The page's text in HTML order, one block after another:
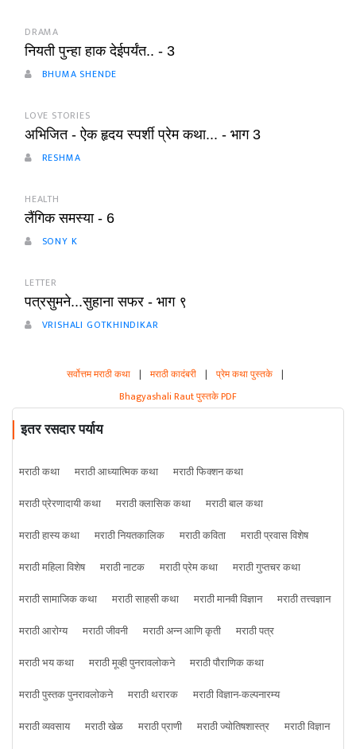
DRAMA
नियती पुन्हा हाक देईपर्यंत.. - 3
BHUMA SHENDE
LOVE STORIES
अभिजित - ऐक हृदय स्पर्शी प्रेम कथा... - भाग 3
RESHMA
HEALTH
लैंगिक समस्या - 6
SONY K
LETTER
पत्रसुमने...सुहाना सफर - भाग ९
VRISHALI GOTKHINDIKAR
सर्वोत्तम मराठी कथा | मराठी कादंबरी | प्रेम कथा पुस्तके |
Bhagyashali Raut पुस्तके PDF
इतर रसदार पर्याय
मराठी कथा मराठी आध्यात्मिक कथा
मराठी फिक्शन कथा
मराठी प्रेरणादायी कथा
मराठी क्लासिक कथा
मराठी बाल कथा
मराठी हास्य कथा
मराठी नियतकालिक मराठी कविता
मराठी प्रवास विशेष
मराठी महिला विशेष
मराठी नाटक मराठी प्रेम कथा
मराठी गुप्तचर कथा
मराठी सामाजिक कथा
मराठी साहसी कथा मराठी मानवी विज्ञान
मराठी तत्त्वज्ञान
मराठी आरोग्य
मराठी जीवनी मराठी अन्न आणि कृती
मराठी पत्र
मराठी भय कथा
मराठी मूव्ही पुनरावलोकने
मराठी पौराणिक कथा
मराठी पुस्तक पुनरावलोकने
मराठी थरारक
मराठी विज्ञान-कल्पनारम्य
मराठी व्यवसाय
मराठी खेळ मराठी प्राणी मराठी ज्योतिषशास्त्र
मराठी विज्ञान